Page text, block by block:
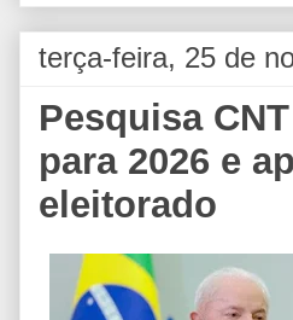
terça-feira, 25 de
Pesquisa
para 2026 e
eleitorado